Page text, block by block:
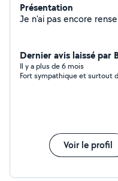
Présentation
Dernier avis laissé par
Il y a plus de 6 mois
Voir le profil